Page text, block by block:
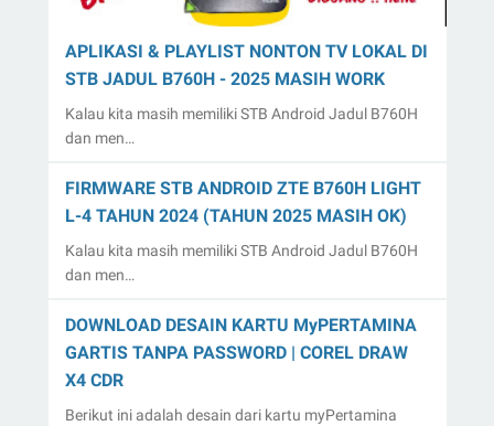
APLIKASI & PLAYLIST NONTON TV LOKAL DI
STB JADUL B760H - 2025 MASIH WORK
Kalau kita masih memiliki STB Android Jadul B760H
dan men…
FIRMWARE STB ANDROID ZTE B760H LIGHT
L-4 TAHUN 2024 (TAHUN 2025 MASIH OK)
Kalau kita masih memiliki STB Android Jadul B760H
dan men…
DOWNLOAD DESAIN KARTU MyPERTAMINA
GARTIS TANPA PASSWORD | COREL DRAW
X4 CDR
Berikut ini adalah desain dari kartu myPertamina